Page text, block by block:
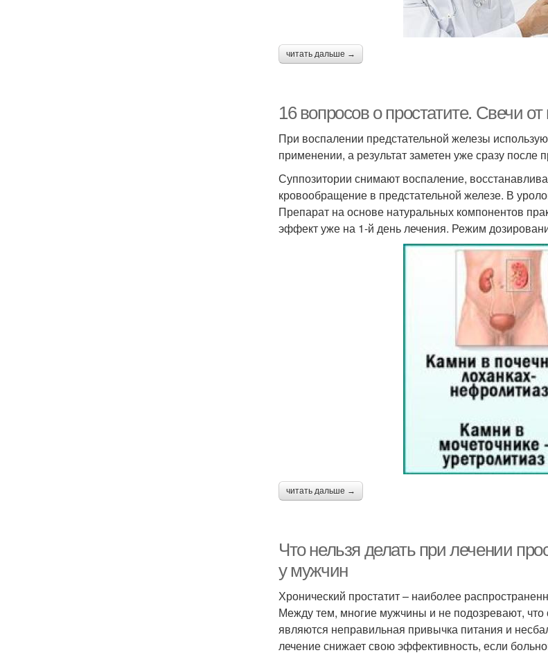
читать дальше →
16 вопросов о простатите. Свечи от
При воспалении предстательной железы
применении, а результат заметен уже сразу после
Суппозитории снимают воспаление,
кровообращение в предстательной железе. В
Препарат на основе натуральных компонентов
эффект уже на 1-й день лечения. Режим
читать дальше →
Что нельзя делать при лечении
у мужчин
Хронический простатит – наиболее
Между тем, многие мужчины и не подозревают, что
являются неправильная привычка питания и
лечение снижает свою эффективность, если